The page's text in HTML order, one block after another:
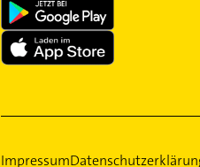
Impressum